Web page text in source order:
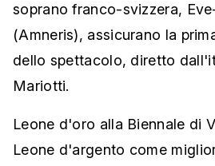
soprano franco-svizzera,
(Amneris), assicurano la
dello spettacolo, diretto
Mariotti.
Leone d'oro alla Biennale di
Leone d'argento come